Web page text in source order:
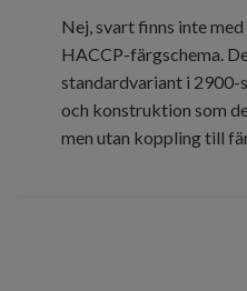
Nej, svart finns inte
HACCP-färgschema.
standardvariant i 2900-
och konstruktion som
men utan koppling till